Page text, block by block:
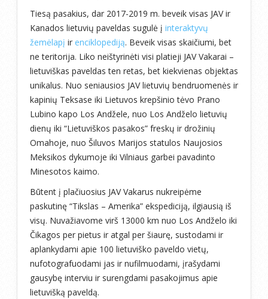
Tiesą pasakius, dar 2017-2019 m. beveik visas JAV ir
Kanados lietuvių paveldas sugulė į interaktyvų
žemėlapį ir enciklopediją. Beveik visas skaičiumi, bet
ne teritorija. Liko neištyrinėti visi platieji JAV Vakarai –
lietuviškas paveldas ten retas, bet kiekvienas objektas
unikalus. Nuo seniausios JAV lietuvių bendruomenės ir
kapinių Teksase iki Lietuvos krepšinio tėvo Prano
Lubino kapo Los Andžele, nuo Los Andželo lietuvių
dienų iki “Lietuviškos pasakos” freskų ir drožinių
Omahoje, nuo Šiluvos Marijos statulos Naujosios
Meksikos dykumoje iki Vilniaus garbei pavadinto
Minesotos kaimo.
Būtent į plačiuosius JAV Vakarus nukreipėme
paskutinę “Tikslas – Amerika” ekspediciją, ilgiausią iš
visų. Nuvažiavome virš 13000 km nuo Los Andželo iki
Čikagos per pietus ir atgal per šiaurę, sustodami ir
aplankydami apie 100 lietuviško paveldo vietų,
nufotografuodami jas ir nufilmuodami, įrašydami
gausybę interviu ir surengdami pasakojimus apie
lietuvišką paveldą.